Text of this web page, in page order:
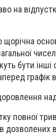
на
бути
графік
повної
дозволених